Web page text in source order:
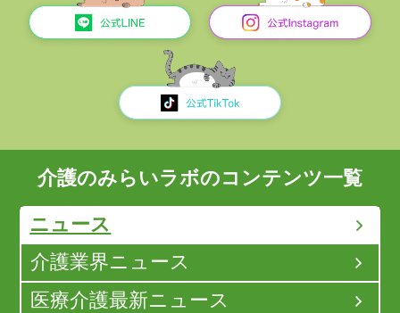
介護のみらいラボのコンテンツ一覧
ニュース
介護業界ニュース
医療介護最新ニュース